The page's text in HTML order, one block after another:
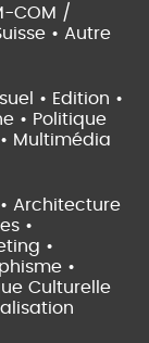
COM /
• Autre
• Edition •
• Politique
Multimédia
Architecture
•
•
•
Culturelle